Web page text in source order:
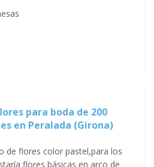
para boda de 200
en Peralada (Girona)
de flores color pastel,para los
flores básicas en arco de